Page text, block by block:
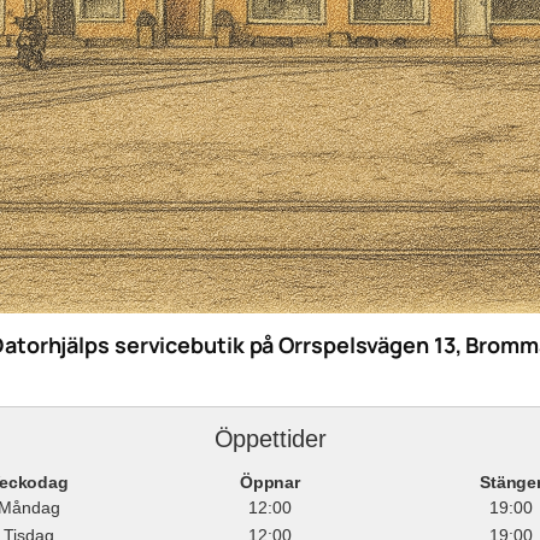
servicebutik på Orrspelsvägen 13,
Öppettider
Öppnar
12:00
19:00
Tisdag
12:00 19:00